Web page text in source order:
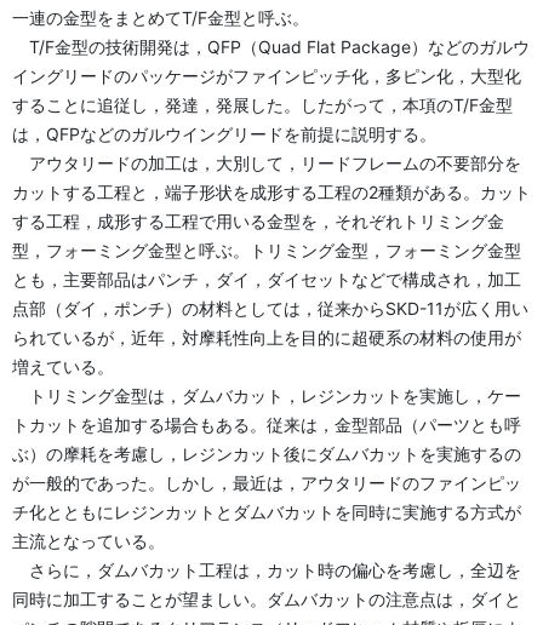
一連の金型をまとめてT/F金型と呼ぶ。
T/F金型の技術開発は，QFP（Quad Flat Package）などのガルウ
イングリードのパッケージがファインピッチ化，多ピン化，大型化
することに追従し，発達，発展した。したがって，本項のT/F金型
は，QFPなどのガルウイングリードを前提に説明する。
アウタリードの加工は，大別して，リードフレームの不要部分を
カットする工程と，端子形状を成形する工程の2種類がある。カット
する工程，成形する工程で用いる金型を，それぞれトリミング金
型，フォーミング金型と呼ぶ。トリミング金型，フォーミング金型
とも，主要部品はパンチ，ダイ，ダイセットなどで構成され，加工
点部（ダイ，ポンチ）の材料としては，従来からSKD-11が広く用い
られているが，近年，対摩耗性向上を目的に超硬系の材料の使用が
増えている。
トリミング金型は，ダムバカット，レジンカットを実施し，ケー
トカットを追加する場合もある。従来は，金型部品（パーツとも呼
ぶ）の摩耗を考慮し，レジンカット後にダムバカットを実施するの
が一般的であった。しかし，最近は，アウタリードのファインピッ
チ化とともにレジンカットとダムバカットを同時に実施する方式が
主流となっている。
さらに，ダムバカット工程は，カット時の偏心を考慮し，全辺を
同時に加工することが望ましい。ダムバカットの注意点は，ダイと